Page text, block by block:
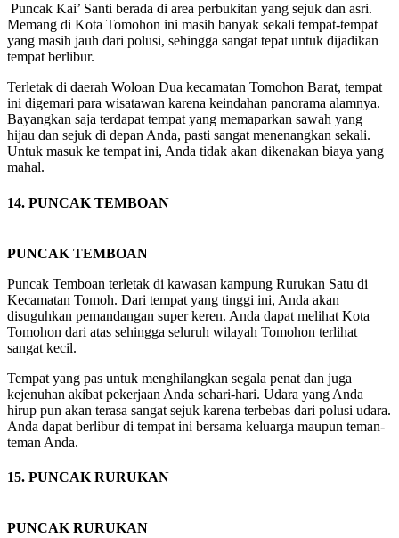
Puncak Kai’ Santi berada di area perbukitan yang sejuk dan asri.
Memang di Kota Tomohon ini masih banyak sekali tempat-tempat
yang masih jauh dari polusi, sehingga sangat tepat untuk dijadikan
tempat berlibur.
Terletak di daerah Woloan Dua kecamatan Tomohon Barat, tempat
ini digemari para wisatawan karena keindahan panorama alamnya.
Bayangkan saja terdapat tempat yang memaparkan sawah yang
hijau dan sejuk di depan Anda, pasti sangat menenangkan sekali.
Untuk masuk ke tempat ini, Anda tidak akan dikenakan biaya yang
mahal.
14. PUNCAK TEMBOAN
PUNCAK TEMBOAN
Puncak Temboan terletak di kawasan kampung Rurukan Satu di
Kecamatan Tomoh. Dari tempat yang tinggi ini, Anda akan
disuguhkan pemandangan super keren. Anda dapat melihat Kota
Tomohon dari atas sehingga seluruh wilayah Tomohon terlihat
sangat kecil.
Tempat yang pas untuk menghilangkan segala penat dan juga
kejenuhan akibat pekerjaan Anda sehari-hari. Udara yang Anda
hirup pun akan terasa sangat sejuk karena terbebas dari polusi udara.
Anda dapat berlibur di tempat ini bersama keluarga maupun teman-
teman Anda.
15. PUNCAK RURUKAN
PUNCAK RURUKAN